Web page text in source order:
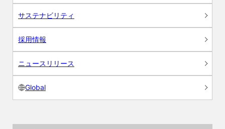
サステナビリティ
採用情報
ニュースリリース
Global